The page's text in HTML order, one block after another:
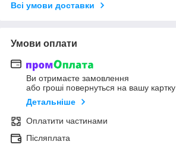
Всі умови доставки
Умови оплати
Ви отримаєте замовлення
або гроші повернуться на вашу картку
Детальніше
Оплатити частинами
Післяплата